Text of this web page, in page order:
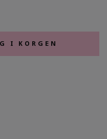
I KORGEN